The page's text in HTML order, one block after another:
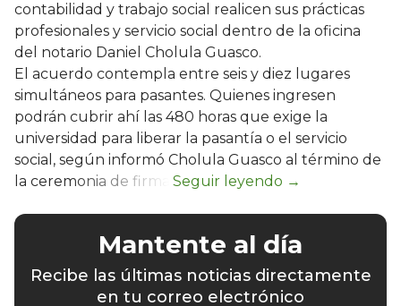
contabilidad y trabajo social realicen sus prácticas
profesionales y servicio social dentro de la oficina
del notario Daniel Cholula Guasco.
El acuerdo contempla entre seis y diez lugares
simultáneos para pasantes. Quienes ingresen
podrán cubrir ahí las 480 horas que exige la
universidad para liberar la pasantía o el servicio
social, según informó Cholula Guasco al término de
la ceremonia de firma.
Mantente al día
Recibe las últimas noticias directamente
en tu correo electrónico